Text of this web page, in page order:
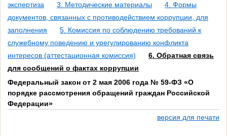
экспертиза
3. Методические материалы
4. Формы
документов, связанных с противодействием коррупции, для
заполнения
5. Комиссия по соблюдению требований к
служебному поведению и урегулированию конфликта
интересов (аттестационная комиссия)
6. Обратная связь
для сообщений о фактах коррупции
Федеральный закон от 2 мая 2006 года № 59-ФЗ «О
порядке рассмотрения обращений граждан Российской
Федерации»
версия для печати